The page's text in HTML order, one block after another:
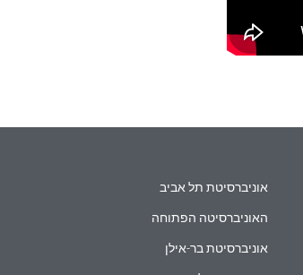
אוניברסיטת תל אביב
האוניברסיטה הפתוחה
אוניברסיטת בר-אילן